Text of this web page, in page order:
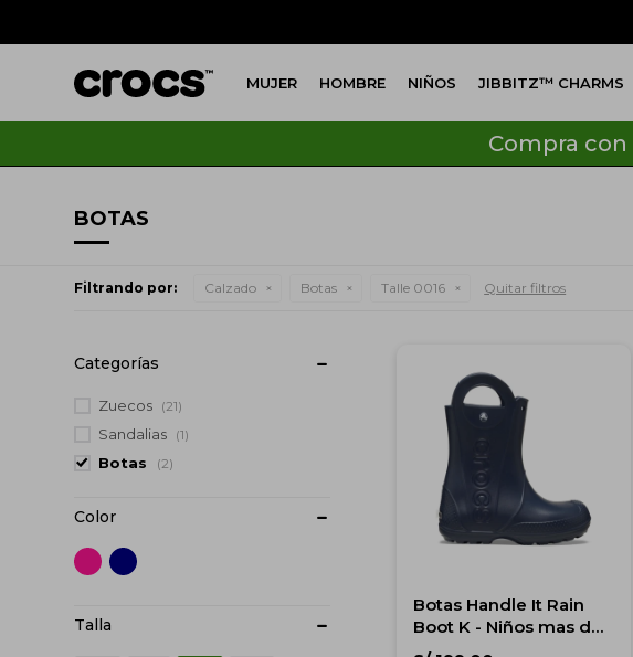
MUJER HOMBRE NIÑOS JIBBITZ™ CHARMS
Compra con
BOTAS
Filtrando por: Calzado Botas Talle 0016 Quitar filtros
Botas Handle It Rain
Boot K - Niños mas de
5 años
Categorías
Zuecos (21)
Sandalias (1)
Botas (2)
Color